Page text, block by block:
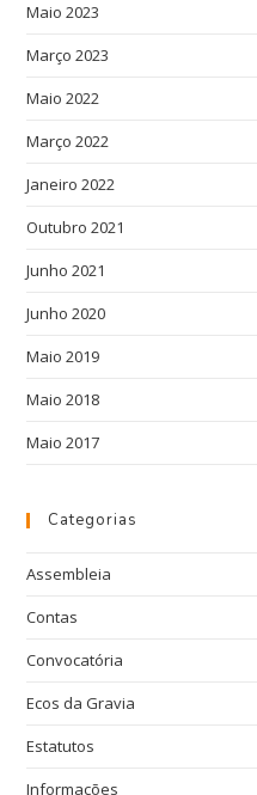
Maio 2023
Março 2023
Maio 2022
Março 2022
Janeiro 2022
Outubro 2021
Junho 2021
Junho 2020
Maio 2019
Maio 2018
Maio 2017
Categorias
Assembleia
Contas
Convocatória
Ecos da Gravia
Estatutos
Informações